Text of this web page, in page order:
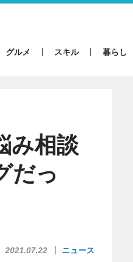
グルメ スキル 暮らし
み相談
だっ
2021.07.22 ニュース